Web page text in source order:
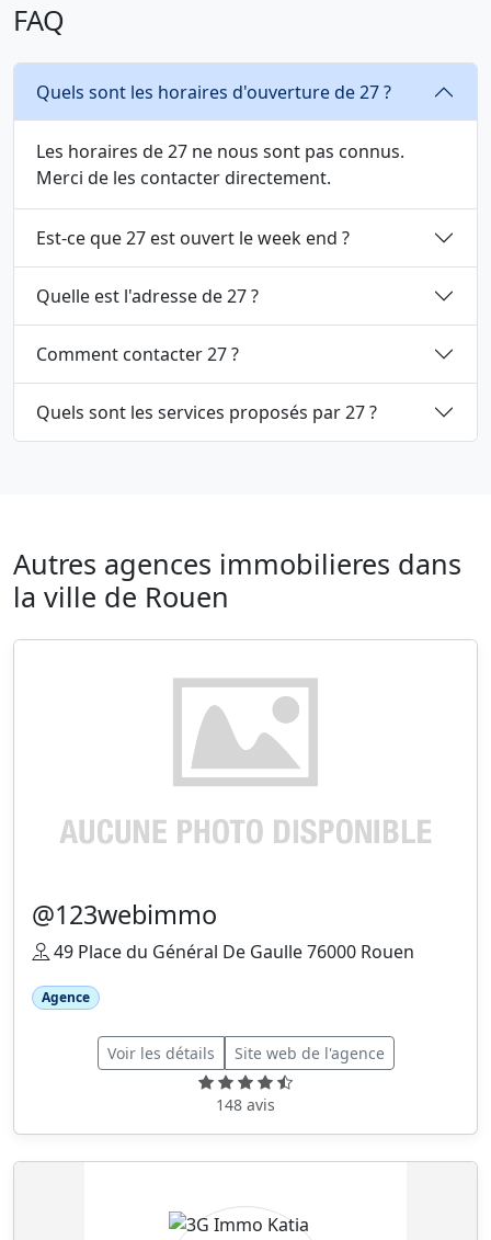
FAQ
Quels sont les horaires d'ouverture de 27 ?
Les horaires de 27 ne nous sont pas connus.
Merci de les contacter directement.
Est-ce que 27 est ouvert le week end ?
Quelle est l'adresse de 27 ?
Comment contacter 27 ?
Quels sont les services proposés par 27 ?
Autres agences immobilieres dans
la ville de Rouen
@123webimmo
49 Place du Général De Gaulle 76000 Rouen
Agence
Voir les détails Site web de l'agence
148 avis